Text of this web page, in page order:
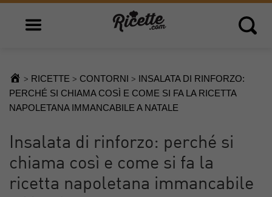
Open main menu Open
> RICETTE > CONTORNI >
INSALATA DI RINFORZO:
PERCHÉ SI CHIAMA COSÌ E COME SI FA LA RICETTA
NAPOLETANA IMMANCABILE A NATALE
Insalata di rinforzo: perché si
chiama così e come si fa la
ricetta napoletana immancabile